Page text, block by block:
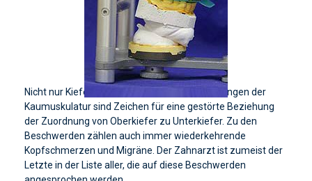
Nicht nur Kiefergelenkknacken und Verspannungen der
Kaumuskulatur sind Zeichen für eine gestörte Beziehung
der Zuordnung von Oberkiefer zu Unterkiefer. Zu den
Beschwerden zählen auch immer wiederkehrende
Kopfschmerzen und Migräne. Der Zahnarzt ist zumeist der
Letzte in der Liste aller, die auf diese Beschwerden